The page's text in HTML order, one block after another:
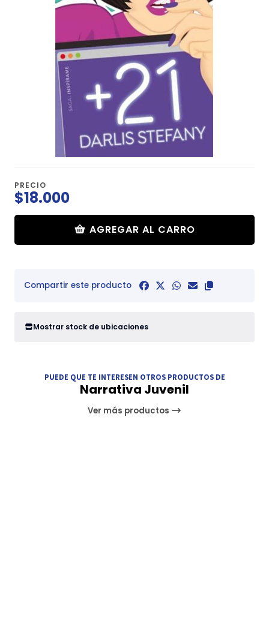
PRECIO
$18.000
AGREGAR AL CARRO
Compartir este producto
Mostrar stock de ubicaciones
PUEDE QUE TE INTERESEN OTROS PRODUCTOS DE
Narrativa Juvenil
Ver más productos